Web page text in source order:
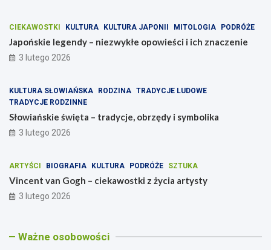
CIEKAWOSTKI KULTURA KULTURA JAPONII MITOLOGIA PODRÓŻE
Japońskie legendy – niezwykłe opowieści i ich znaczenie
3 lutego 2026
KULTURA SŁOWIAŃSKA RODZINA TRADYCJE LUDOWE
TRADYCJE RODZINNE
Słowiańskie święta – tradycje, obrzędy i symbolika
3 lutego 2026
ARTYŚCI BIOGRAFIA KULTURA PODRÓŻE SZTUKA
Vincent van Gogh – ciekawostki z życia artysty
3 lutego 2026
Ważne osobowości
iw
l